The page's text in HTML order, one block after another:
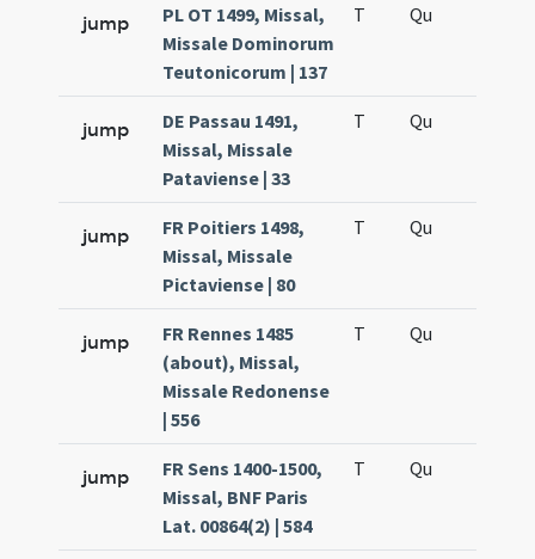
jump
PL OT 1499, Missal,
Missale Dominorum
Teutonicorum | 137
T Qu
jump
DE Passau 1491,
Missal, Missale
Pataviense | 33
T Qu
jump
FR Poitiers 1498,
Missal, Missale
Pictaviense | 80
T Qu
jump
FR Rennes 1485
(about), Missal,
Missale Redonense
| 556
T Qu
jump
FR Sens 1400-1500,
Missal, BNF Paris
Lat. 00864(2) | 584
T Qu